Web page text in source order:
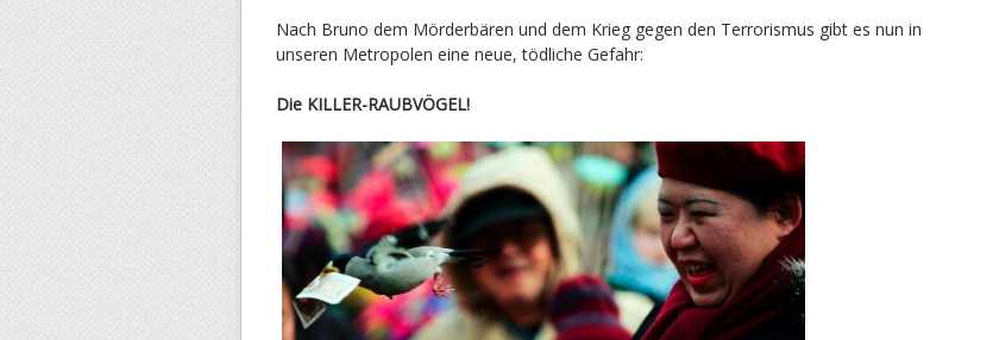
Nach Bruno dem Mörderbären und dem Krieg gegen den Terrorismus gibt es nun in
unseren Metropolen eine neue, tödliche Gefahr:
Die KILLER-RAUBVÖGEL!